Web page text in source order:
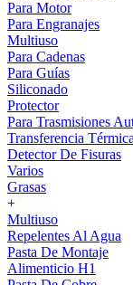
Para Motor
Para Engranajes
Multiuso
Para Cadenas
Para Guías
Siliconado
Protector
Para Trasmisiones
Transferencia Térmica
Detector De Fisuras
Varios
Grasas
+
Multiuso
Repelentes Al Agua
Pasta De Montaje
Alimenticio H1